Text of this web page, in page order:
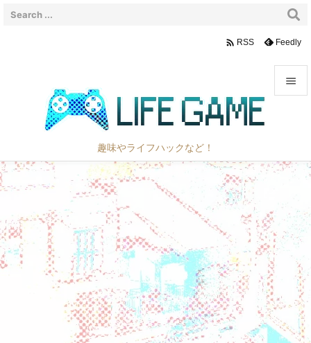
趣味やライフハックなど！

サイド

次へ

検索
 RSS Feedly